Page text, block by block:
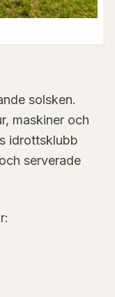
solsken.
maskiner och
idrottsklubb
serverade